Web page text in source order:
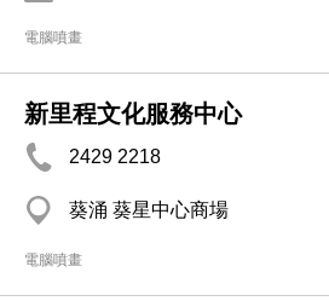
電腦噴畫
新里程文化服務中心
2429 2218
葵涌 葵星中心商場
電腦噴畫